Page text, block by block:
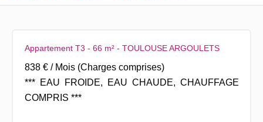
Appartement T3 - 66 m² - TOULOUSE ARGOULETS
838 € / Mois (Charges comprises)
*** EAU FROIDE, EAU CHAUDE, CHAUFFAGE
COMPRIS ***